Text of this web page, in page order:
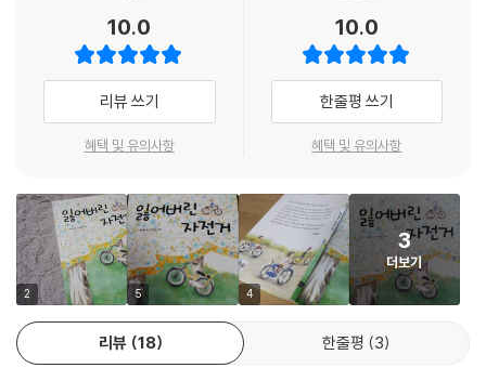
10.0
리뷰 쓰기
혜택 및 유의사항
10.0
한줄평 쓰기
혜택 및 유의사항
2 5 4
3
더보기
리뷰 18 한줄평 3